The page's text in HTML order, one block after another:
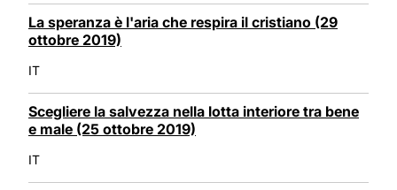
La speranza è l'aria che respira il cristiano (29
ottobre 2019)
IT
Scegliere la salvezza nella lotta interiore tra bene
e male (25 ottobre 2019)
IT